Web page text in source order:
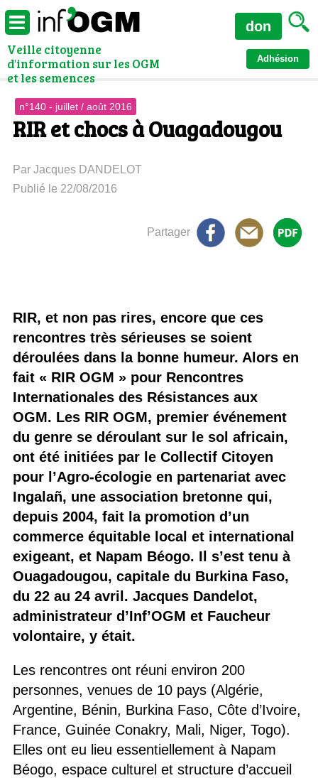
Veille citoyenne
d'information sur les OGM
et les semences
Adhésion
don
n°140 - juillet / août 2016
RIR et chocs à Ouagadougou
Par Jacques DANDELOT
Publié le 22/08/2016
Partager
RIR, et non pas rires, encore que ces
rencontres très sérieuses se soient
déroulées dans la bonne humeur. Alors en
fait « RIR OGM » pour Rencontres
Internationales des Résistances aux
OGM. Les RIR OGM, premier événement
du genre se déroulant sur le sol africain,
ont été initiées par le Collectif Citoyen
pour l’Agro-écologie en partenariat avec
Ingalañ, une association bretonne qui,
depuis 2004, fait la promotion d’un
commerce équitable local et international
exigeant, et Napam Béogo. Il s’est tenu à
Ouagadougou, capitale du Burkina Faso,
du 22 au 24 avril. Jacques Dandelot,
administrateur d’Inf’OGM et Faucheur
volontaire, y était.
Les rencontres ont réuni environ 200
personnes, venues de 10 pays (Algérie,
Argentine, Bénin, Burkina Faso, Côte d’Ivoire,
France, Guinée Conakry, Mali, Niger, Togo).
Elles ont eu lieu essentiellement à Napam
Béogo, espace culturel et structure d’accueil